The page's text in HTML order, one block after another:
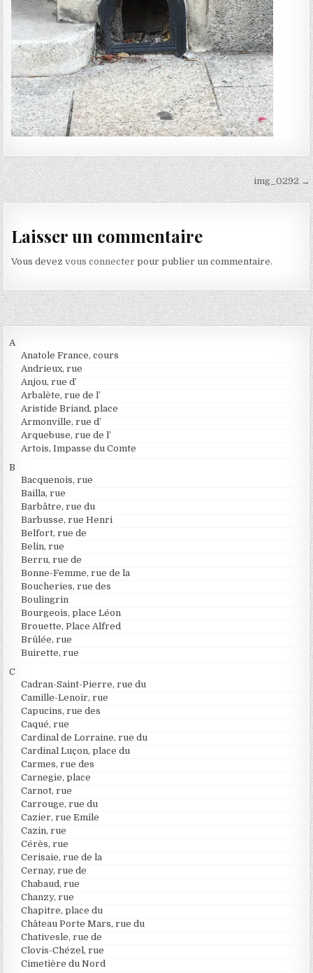
Navigation de l’article img_0292 →
Laisser un commentaire
Vous devezvous connecter pour publier un commentaire.
A
Anatole France, cours
Andrieux, rue
Anjou, rue d’
Arbalète, rue de l’
Aristide Briand, place
Armonville, rue d’
Arquebuse, rue de l’
Artois, Impasse du Comte
B
Bacquenois, rue
Bailla, rue
Barbâtre, rue du
Barbusse, rue Henri
Belfort, rue de
Belin, rue
Berru, rue de
Bonne-Femme, rue de la
Boucheries, rue des
Boulingrin
Bourgeois, place Léon
Brouette, Place Alfred
Brûlée, rue
Buirette, rue
C
Cadran-Saint-Pierre, rue du
Camille-Lenoir, rue
Capucins, rue des
Caqué, rue
Cardinal de Lorraine, rue du
Cardinal Luçon, place du
Carmes, rue des
Carnegie, place
Carnot, rue
Carrouge, rue du
Cazier, rue Emile
Cazin, rue
Cérès, rue
Cerisaie, rue de la
Cernay, rue de
Chabaud, rue
Chanzy, rue
Chapitre, place du
Château Porte Mars, rue du
Chativesle, rue de
Clovis-Chézel, rue
Cimetière du Nord